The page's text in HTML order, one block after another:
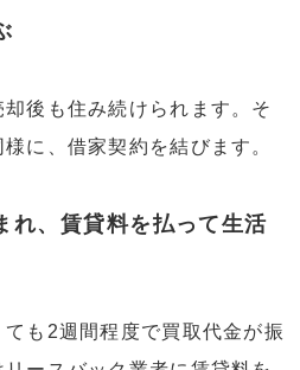
後も住み続けられます。そ
に、借家契約を結びます。
れ、賃貸料を払って生活
も2週間程度で買取代金が振